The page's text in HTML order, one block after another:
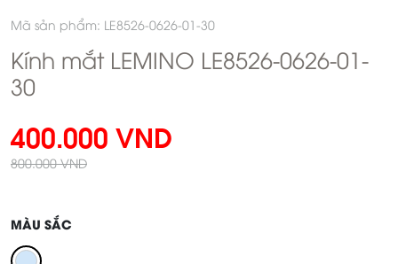
Mã sản phẩm: LE8526-0626-01-30
Kính mắt LEMINO LE8526-0626-01-
30
400.000 VND
800.000 VND
MÀU SẮC